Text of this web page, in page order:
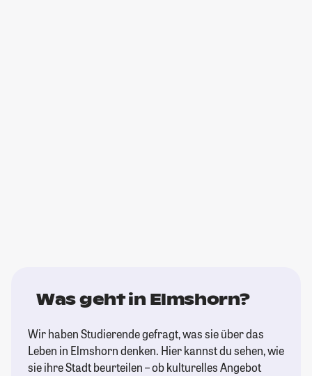
Was geht in Elmshorn?
Wir haben Studierende gefragt, was sie über das
Leben in Elmshorn denken. Hier kannst du sehen, wie
sie ihre Stadt beurteilen – ob kulturelles Angebot